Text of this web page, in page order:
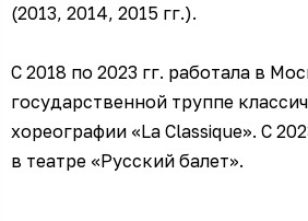
(2013, 2014, 2015 гг.).
С 2018 по 2023 гг. работала в
государственной труппе
хореографии «La Classique». С
в театре «Русский балет».